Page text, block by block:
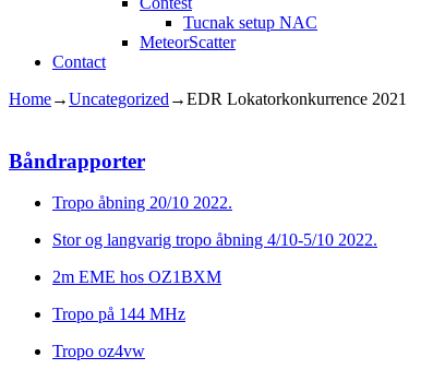
Tucnak setup NAC
MeteorScatter
Contact
Home→Uncategorized →EDR Lokatorkonkurrence 2021
Båndrapporter
Tropo åbning 20/10 2022.
Stor og langvarig tropo åbning 4/10-5/10 2022.
2m EME hos OZ1BXM
Tropo på 144 MHz
Tropo oz4vw